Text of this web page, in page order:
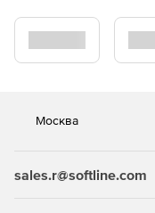
Москва
sales.r@softline.com